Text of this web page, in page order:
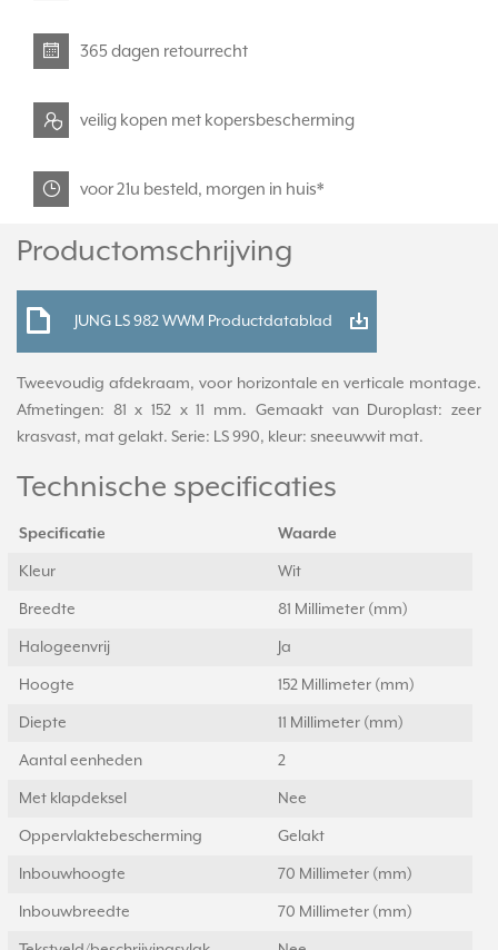
365 dagen retourrecht
veilig kopen met kopersbescherming
voor 21u besteld, morgen in huis*
Productomschrijving
JUNG LS 982 WWM Productdatablad
Tweevoudig afdekraam, voor horizontale en verticale montage.
Afmetingen: 81 x 152 x 11 mm. Gemaakt van Duroplast: zeer
krasvast, mat gelakt. Serie: LS 990, kleur: sneeuwwit mat.
Technische specificaties
Specificatie Waarde
Kleur Wit
Breedte 81 Millimeter (mm)
Halogeenvrij Ja
Hoogte 152 Millimeter (mm)
Diepte 11 Millimeter (mm)
Aantal eenheden 2
Met klapdeksel Nee
Oppervlaktebescherming Gelakt
Inbouwhoogte 70 Millimeter (mm)
Inbouwbreedte 70 Millimeter (mm)